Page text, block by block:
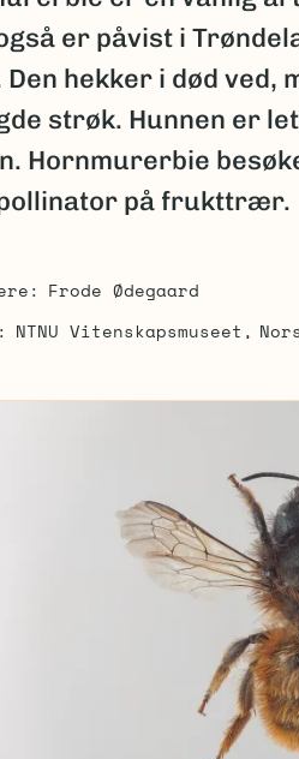
er påvist i
hekker i død ved,
strøk. Hunnen er
Hornmurerbie
på frukttrær.
Frode Ødegaard
NTNU Vitenskapsmuseet